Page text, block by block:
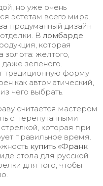
но уже очень
эстетам всего мира.
продуманный дизайн
В ломбарде
которая
золота: желтого,
даже зеленого.
традиционную форму
как автоматический,
чего выбрать.
считается мастером
с перепутанными
которая при
правильное время.
купить «Франк
стола для русской
для того, чтобы